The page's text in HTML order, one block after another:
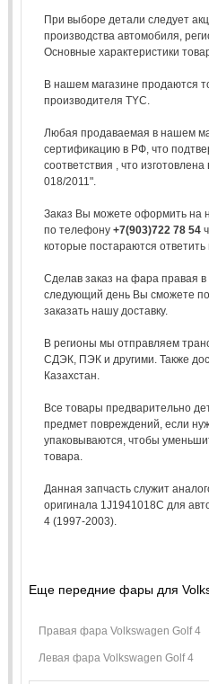
При выборе детали следует
производства автомобиля,
Основные характеристики
В нашем магазине продаются
производителя TYC.
Любая продаваемая в нашем
сертификацию в РФ, что
соответствия , что
018/2011".
Заказ Вы можете оформить на
по телефону +7(903)722 78 54
которые постараются
Сделав заказ на фара правая
следующий день Вы сможете
заказать нашу доставку.
В регионы мы отправляем
СДЭК, ПЭК и другими. Также
Казахстан.
Все товары предварительно
предмет повреждений, если
упаковываются, чтобы
товара.
Данная запчасть служит
оригинала 1J1941018C для
4 (1997-2003).
Еще передние фары для
Правая фара Volkswagen Golf 4
Левая фара Volkswagen Golf 4